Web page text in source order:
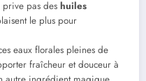
pas des huiles
le plus pour
eaux florales pleines de
fraîcheur et douceur à